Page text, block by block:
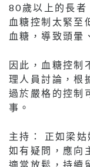
80歲以上的長
血糖控制太緊
血糖，導致頭暈
因此，血糖控制
理人員討論，根
過於嚴格的控制
事。
主持： 正如梁
如有疑問，應向
適當放鬆，持續